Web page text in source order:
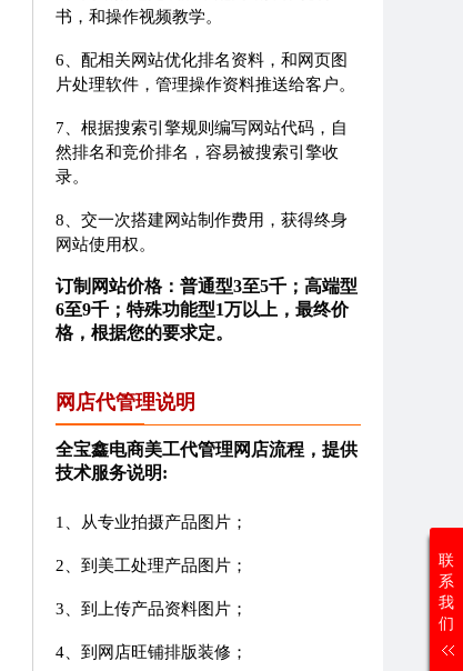
书，和操作视频教学。
6、配相关网站优化排名资料，和网页图
片处理软件，管理操作资料推送给客户。
7、根据搜索引擎规则编写网站代码，自
然排名和竞价排名，容易被搜索引擎收
录。
8、交一次搭建网站制作费用，获得终身
网站使用权。
订制网站价格：普通型3至5千；高端型
6至9千；特殊功能型1万以上，最终价
格，根据您的要求定。
网店代管理说明
全宝鑫电商美工代管理网店流程，提供
技术服务说明:
1、从专业拍摄产品图片；
2、到美工处理产品图片；
3、到上传产品资料图片；
4、到网店旺铺排版装修；
联
系
我
们